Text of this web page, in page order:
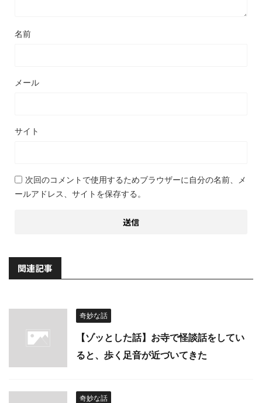
名前
メール
サイト
次回のコメントで使用するためブラウザーに自分の名前、メ
ールアドレス、サイトを保存する。
関連記事
奇妙な話
【ゾッとした話】お寺で怪談話をしてい
ると、歩く足音が近づいてきた
奇妙な話